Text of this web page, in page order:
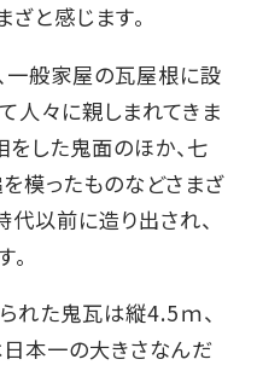
と感じます。
一般家屋の瓦屋根に設
人々に親しまれてきま
した鬼面のほか、七
模ったものなどさまざ
以前に造り出され、
れた鬼瓦は縦4.5ｍ、
本一の大きさなんだ